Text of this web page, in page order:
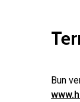
Bun